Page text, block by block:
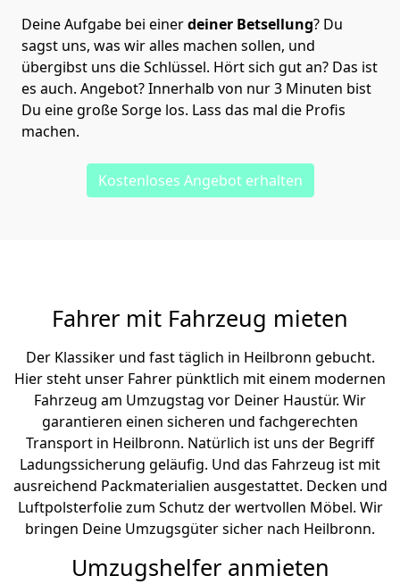
Deine Aufgabe bei einerdeiner Betsellung? Du
sagst uns, was wir alles machen sollen, und
übergibst uns die Schlüssel. Hört sich gut an? Das ist
es auch. Angebot? Innerhalb von nur 3 Minuten bist
Du eine große Sorge los. Lass das mal die Profis
machen.
Kostenloses Angebot erhalten
Fahrer mit Fahrzeug mieten
Der Klassiker und fast täglich in Heilbronn gebucht.
Hier steht unser Fahrer pünktlich mit einem modernen
Fahrzeug am Umzugstag vor Deiner Haustür. Wir
garantieren einen sicheren und fachgerechten
Transport in Heilbronn. Natürlich ist uns der Begriff
Ladungssicherung geläufig. Und das Fahrzeug ist mit
ausreichend Packmaterialien ausgestattet. Decken und
Luftpolsterfolie zum Schutz der wertvollen Möbel. Wir
bringen Deine Umzugsgüter sicher nach Heilbronn.
Umzugshelfer anmieten